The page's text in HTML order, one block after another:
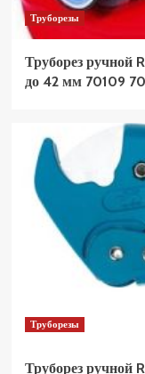
Труборезы
Труборез ручной
до 42 мм 70109
Труборезы
Труборез ручной